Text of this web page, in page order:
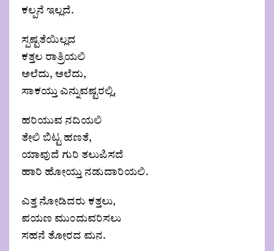
ಕಲ್ಪನೆ ಇಲ್ಲದೆ.
ಸ್ಪಷ್ಟತೆಯಿಲ್ಲದ
ಕತ್ತಲ ರಾತ್ರಿಯಲಿ
ಅಲೆದು, ಅಲೆದು,
ಸಾಕಯ್ತು ಎನ್ನುವಷ್ಟರಲ್ಲಿ.
ಹರಿಯುವ ನದಿಯಲಿ
ತೇಲಿ ಬಿಟ್ಟ ಹಣತೆ,
ಯಾವುದೆ ಗುರಿ ತಲುಪಿಸದೆ
ಹಾರಿ ಹೋಯ್ತು ನಡುದಾರಿಯಲಿ.
ಎತ್ತ ನೋಡಿದರು ಕತ್ತಲು,
ಪಯಣ ಮುಂದುವರಿಸಲು
ಸಹನೆ ತೋರದ ಮನ.